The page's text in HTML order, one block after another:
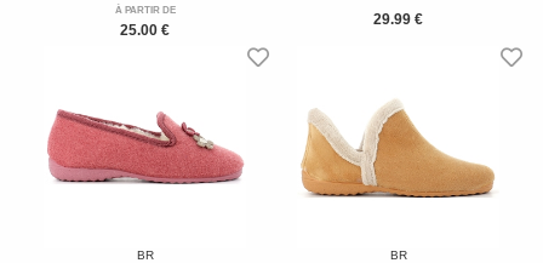
À PARTIR DE
25.00 €
29.99 €
BR
BR